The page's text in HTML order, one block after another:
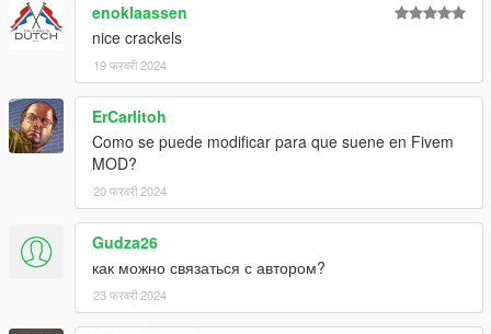
enoklaassen
nice crackels
19 फरवरी 2024
ErCarlitoh
Como se puede modificar para que suene en Fivem
MOD?
20 फरवरी 2024
Gudza26
как можно связаться с автором?
23 फरवरी 2024